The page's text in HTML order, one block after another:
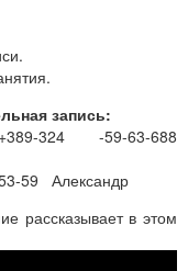
запись:
324 -59-63-688
59 Александр
рассказывает в этом